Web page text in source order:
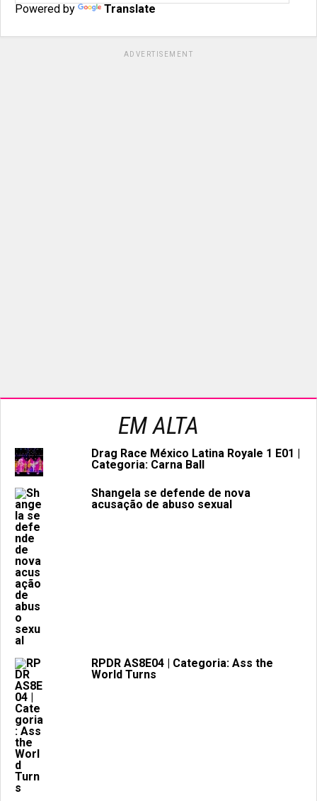
Powered by Translate
ADVERTISEMENT
EM ALTA
Drag Race México Latina Royale 1 E01 |
Categoria: Carna Ball
Shangela se defende de nova
acusação de abuso sexual
RPDR AS8E04 | Categoria: Ass the
World Turns